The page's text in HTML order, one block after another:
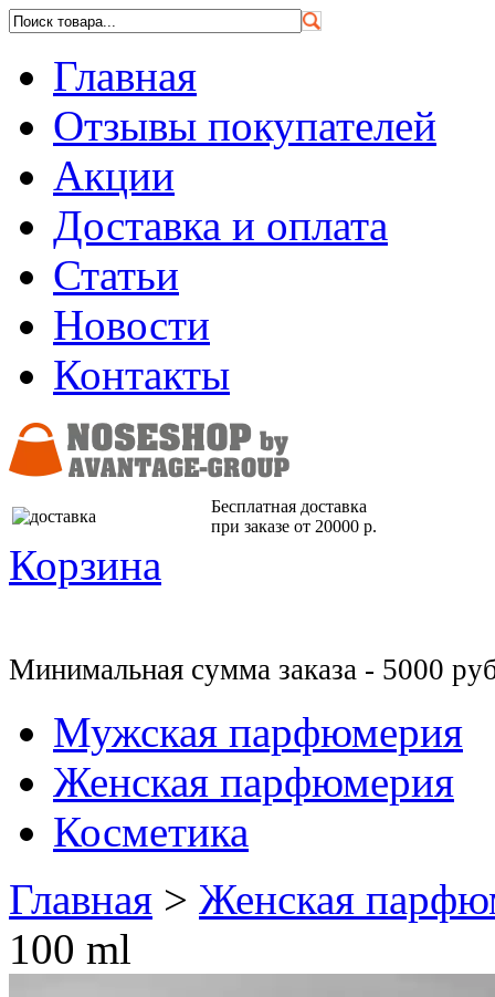
Главная
Отзывы покупателей
Акции
Доставка и оплата
Статьи
Новости
Контакты
Бесплатная доставка
при заказе от 20000 р.
Корзина
Минимальная сумма заказа - 5000
Мужская парфюмерия
Женская парфюмерия
Косметика
Главная > Женская
100 ml